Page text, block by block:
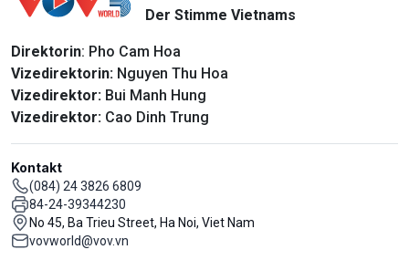
Der Stimme Vietnams
Direktorin: Pho Cam Hoa
Vizedirektorin: Nguyen Thu Hoa
Vizedirektor: Bui Manh Hung
Vizedirektor: Cao Dinh Trung
Kontakt
(084) 24 3826 6809
84-24-39344230
No 45, Ba Trieu Street, Ha Noi, Viet Nam
vovworld@vov.vn